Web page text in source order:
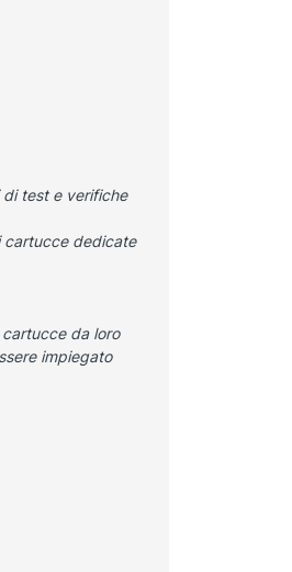
test e verifiche
cartucce dedicate
da loro
impiegato